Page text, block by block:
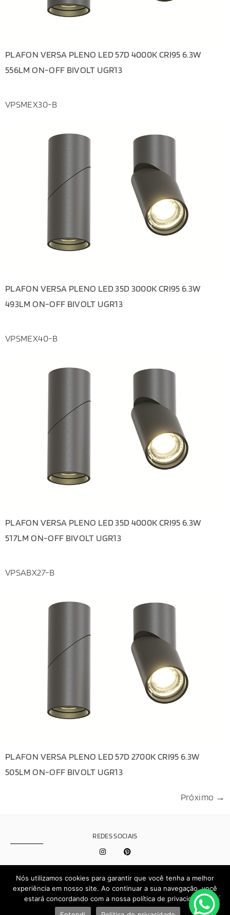
PLAFON VERSA PLENO LED 57D 4000K CRI95 6.3W
556LM ON-OFF BIVOLT UGR13
VPSMEX30-B
PLAFON VERSA PLENO LED 35D 3000K CRI95 6.3W
493LM ON-OFF BIVOLT UGR13
VPSMEX40-B
PLAFON VERSA PLENO LED 35D 4000K CRI95 6.3W
517LM ON-OFF BIVOLT UGR13
VPSABX27-B
PLAFON VERSA PLENO LED 57D 2700K CRI95 6.3W
505LM ON-OFF BIVOLT UGR13
Próximo →
Effect © 2026 - Todos os direitos reservados | Desenvolvido por
Privacidade
REDES SOCIAIS
Nós utilizamos cookies para garantir que você tenha a melhor
experiência em nosso site. Ao continuar a sua navegação, você
estará concordando com a nossa política de privacidade.